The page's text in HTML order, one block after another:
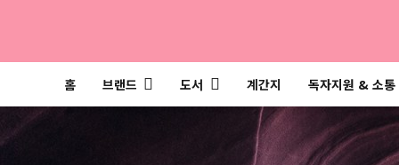
홈 브랜드 도서 계간지 독자지원 & 소통